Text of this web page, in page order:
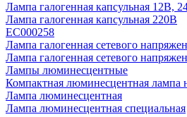
Лампа галогенная капсульная 12В,
Лампа галогенная капсульная 220В
EC000258
Лампа галогенная сетевого
Лампа галогенная сетевого
Лампы люминесцентные
Компактная люминесцентная лампа
Лампа люминесцентная
Лампа люминесцентная специальная